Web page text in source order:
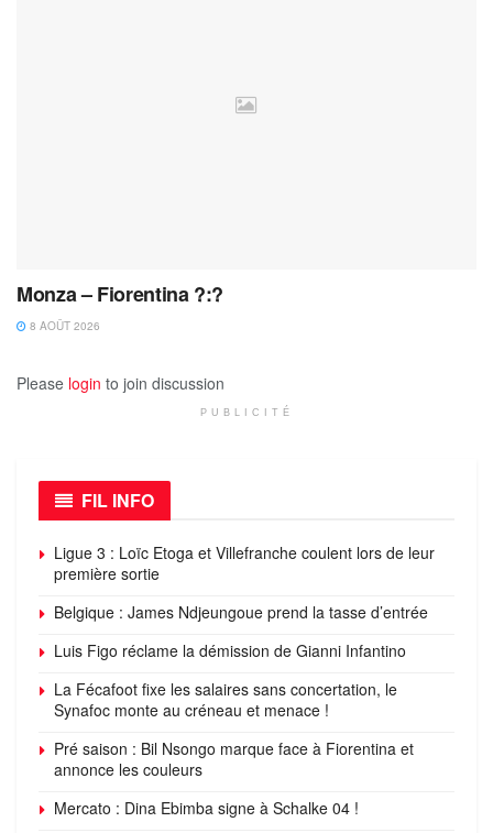
Monza – Fiorentina ?:?
8 AOÛT 2026
Please login to join discussion
PUBLICITÉ
FIL INFO
Ligue 3 : Loïc Etoga et Villefranche coulent lors de leur
première sortie
Belgique : James Ndjeungoue prend la tasse d’entrée
Luis Figo réclame la démission de Gianni Infantino
La Fécafoot fixe les salaires sans concertation, le
Synafoc monte au créneau et menace !
Pré saison : Bil Nsongo marque face à Fiorentina et
annonce les couleurs
Mercato : Dina Ebimba signe à Schalke 04 !